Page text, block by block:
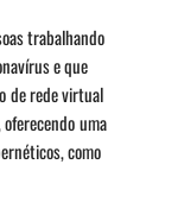
trabalhando
e que
de rede virtual
uma
como